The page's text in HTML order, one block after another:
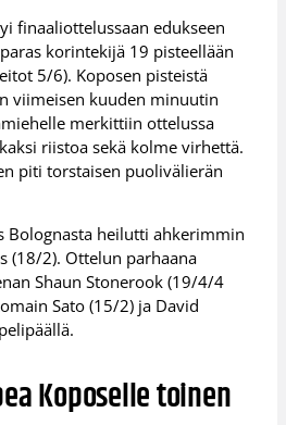
finaaliottelussaan edukseen
korintekijä 19 pisteellään
5/6). Koposen pisteistä
viimeisen kuuden minuutin
merkittiin ottelussa
riistoa sekä kolme virhettä.
piti torstaisen puolivälierän
Bolognasta heilutti ahkerimmin
(18/2). Ottelun parhaana
Shaun Stonerook (19/4/4
Sato (15/2) ja David
Koposelle toinen